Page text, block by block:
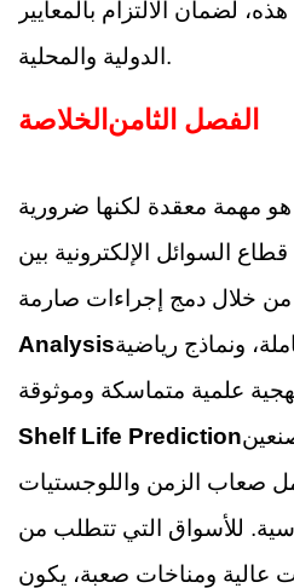
لضمان الالتزام بالمعايير
الدولية والمحلية.
الفصل الثامن الخلاصة
هو مهمة معقدة لكنها ضرورية
السوائل الإلكترونية بين
Analysisونماذج رياضية
Shelf Life Prediction
صعاب الزمن واللوجستيات
للأسواق التي تتطلب من
عالية ومناخات صعبة، يكون